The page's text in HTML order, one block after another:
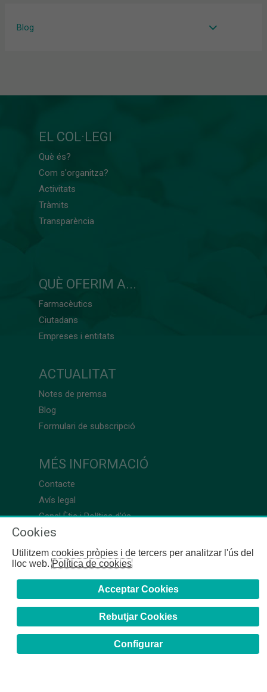
Blog
EL COL·LEGI
Què és?
Com s'organitza?
Activitats
Tràmits
Transparència
QUÈ OFERIM A...
Farmacèutics
Ciutadans
Empreses i entitats
ACTUALITAT
Notes de premsa
Blog
Formulari de subscripció
MÉS INFORMACIÓ
Contacte
Avís legal
Canal Ètic i Política d’ús
Cookies
Utilitzem cookies pròpies i de tercers per analitzar l'ús del
lloc web.Política de cookies
Acceptar Cookies
Rebutjar Cookies
Configurar